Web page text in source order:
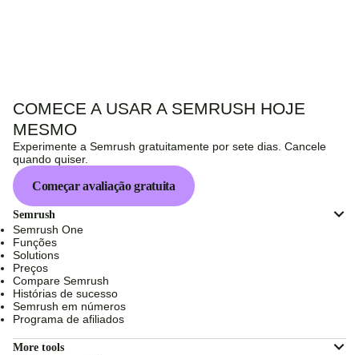
COMECE A USAR A SEMRUSH HOJE
MESMO
Experimente a Semrush gratuitamente por sete dias. Cancele
quando quiser.
Começar avaliação gratuita
Semrush
Semrush One
Funções
Solutions
Preços
Compare Semrush
Histórias de sucesso
Semrush em números
Programa de afiliados
More tools